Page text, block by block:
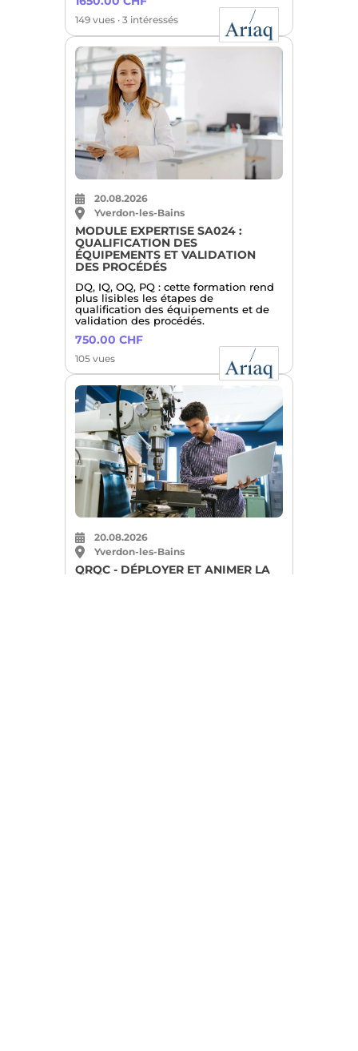
149 vues · 3 intéressés
20.08.2026
Yverdon-les-Bains
MODULE EXPERTISE SA024 :
QUALIFICATION DES
ÉQUIPEMENTS ET VALIDATION
DES PROCÉDÉS
DQ, IQ, OQ, PQ : cette formation rend
plus lisibles les étapes de
qualification des équipements et de
validation des procédés.
750.00 CHF
105 vues
20.08.2026
Yverdon-les-Bains
QRQC - DÉPLOYER ET ANIMER LA